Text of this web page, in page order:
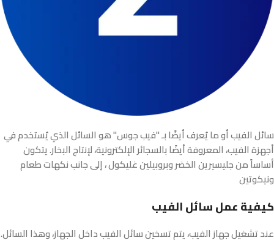
سائل الفيب أو ما يُعرف أيضًا بـ "فيب جوس" هو السائل الذي يُستخدم في
أجهزة الفيب، المعروفة أيضًا بالسجائر الإلكترونية، لإنتاج البخار. يتكون
أساساً من جليسيرين الخضر وبروبيلين غليكول ، إلى جانب نكهات طعام
ونيكوتين
كيفية عمل سائل الفيب
.عند تشغيل جهاز الفيب، يتم تسخين سائل الفيب داخل الجهاز، وهذا السائل